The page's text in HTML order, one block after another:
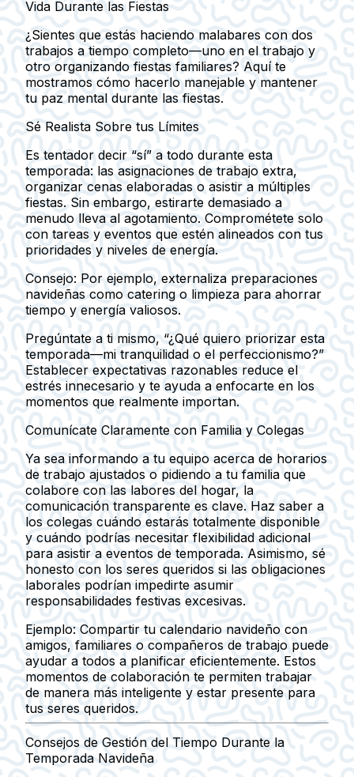
Vida Durante las Fiestas
¿Sientes que estás haciendo malabares con dos
trabajos a tiempo completo—uno en el trabajo y
otro organizando fiestas familiares? Aquí te
mostramos cómo hacerlo manejable y mantener
tu paz mental durante las fiestas.
Sé Realista Sobre tus Límites
Es tentador decir “sí” a todo durante esta
temporada: las asignaciones de trabajo extra,
organizar cenas elaboradas o asistir a múltiples
fiestas. Sin embargo, estirarte demasiado a
menudo lleva al agotamiento. Comprométete solo
con tareas y eventos que estén alineados con tus
prioridades y niveles de energía.
Consejo: Por ejemplo, externaliza preparaciones
navideñas como catering o limpieza para ahorrar
tiempo y energía valiosos.
Pregúntate a ti mismo, “¿Qué quiero priorizar esta
temporada—mi tranquilidad o el perfeccionismo?”
Establecer expectativas razonables reduce el
estrés innecesario y te ayuda a enfocarte en los
momentos que realmente importan.
Comunícate Claramente con Familia y Colegas
Ya sea informando a tu equipo acerca de horarios
de trabajo ajustados o pidiendo a tu familia que
colabore con las labores del hogar, la
comunicación transparente es clave. Haz saber a
los colegas cuándo estarás totalmente disponible
y cuándo podrías necesitar flexibilidad adicional
para asistir a eventos de temporada. Asimismo, sé
honesto con los seres queridos si las obligaciones
laborales podrían impedirte asumir
responsabilidades festivas excesivas.
Ejemplo: Compartir tu calendario navideño con
amigos, familiares o compañeros de trabajo puede
ayudar a todos a planificar eficientemente. Estos
momentos de colaboración te permiten trabajar
de manera más inteligente y estar presente para
tus seres queridos.
Consejos de Gestión del Tiempo Durante la
Temporada Navideña